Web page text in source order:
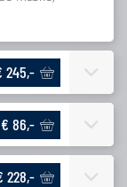
245,-
€ 86,-
228,-